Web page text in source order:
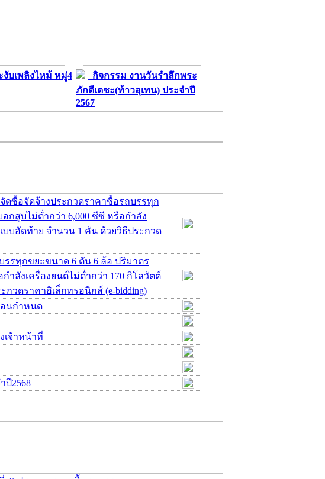
งับเพลิงไหม้ หมู่4
กิจกรรม งานวันรำลึกพระ
ภักดีเดชะ(ท้าวอุเทน) ประจำปี
2567
ซื้อจัดจ้างประกวดราคาซื้อรถบรรทุก
กสูบไม่ต่ำกว่า 6,000 ซีซี หรือกำลัง
บบอัดท้าย จำนวน 1 คัน ด้วยวิธีประกวด
รทุกขยะขนาด 6 ตัน 6 ล้อ ปริมาตร
ำลังเครื่องยนต์ไม่ต่ำกว่า 170 กิโลวัตต์
วดราคาอิเล็กทรอนิกส์ (e-bidding)
นกำหนด
เจ้าหน้าที่
ปี2568